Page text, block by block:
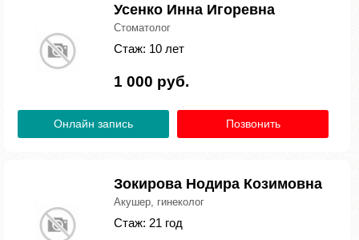
Усенко Инна Игоревна
Стоматолог
Стаж: 10 лет
1 000 руб.
Онлайн запись Позвонить
Зокирова Нодира Козимовна
Акушер, гинеколог
Стаж: 21 год